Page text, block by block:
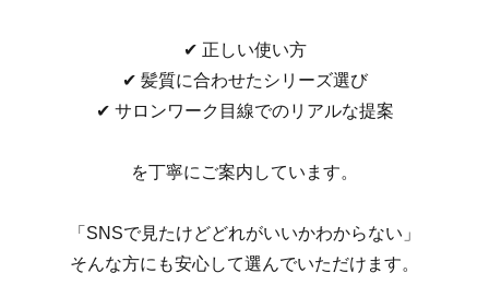
✔︎ 正しい使い方
✔︎ 髪質に合わせたシリーズ選び
✔︎ サロンワーク目線でのリアルな提案
を丁寧にご案内しています。
「SNSで見たけどどれがいいかわからない」
そんな方にも安心して選んでいただけます。